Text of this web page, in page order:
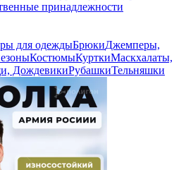
принадлежности
для одеждыБрюкиДжемперы,
КостюмыКурткиМаскхалаты,
ДождевикиРубашкиТельняшки